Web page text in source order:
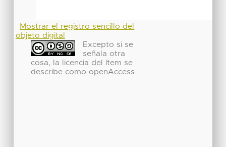
Mostrar el registro sencillo del
objeto digital
Excepto si se
señala otra
cosa, la licencia del ítem se
describe como openAccess